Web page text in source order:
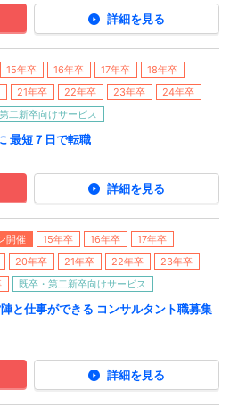
詳細を見る
15年卒 16年卒 17年卒
18年卒
21年卒 22年卒 23年卒
24年卒
二新卒向けサービス
最短７日で転職
詳細を見る
開催 15年卒 16年卒
17年卒
20年卒 21年卒 22年卒
23年卒
既卒・第二新卒向けサービス
と仕事ができる コンサルタント職募集
詳細を見る